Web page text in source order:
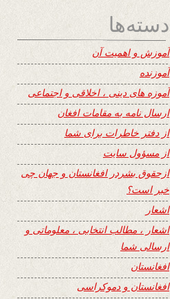
دسته‌ها
آموزش و اهمیت آن
آموزنده
آموزه های دینی ، اخلاقی و اجتماعی
ارسال نامه به مقامات افغان
از دفتر خاطرات برای شما
از مسؤول سایت
ازحقوق بشردر افغانستان و جهان چی
خبر است؟
اشعار
اشعار ، مطالب انتخابی ، معلوماتی و
ارسالی شما
افغانستان
افغانستان و دموکراسی